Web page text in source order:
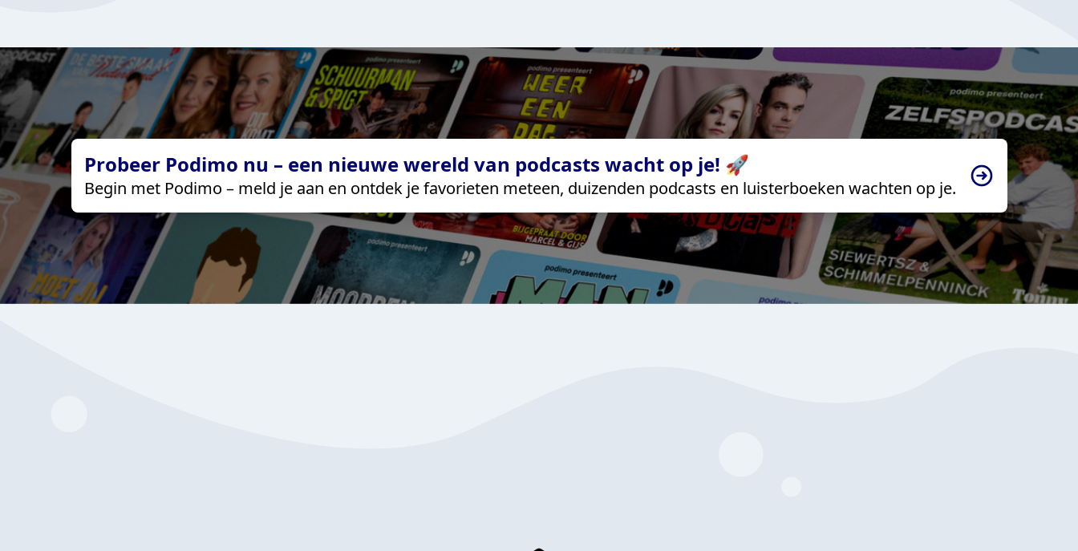
Probeer Podimo nu – een nieuwe wereld van podcasts wacht op je! 🚀
Begin met Podimo – meld je aan en ontdek je favorieten meteen, duizenden podcasts en luisterboeken wachten op je.